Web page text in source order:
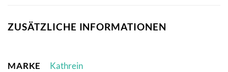
ZUSÄTZLICHE INFORMATIONEN
MARKE Kathrein